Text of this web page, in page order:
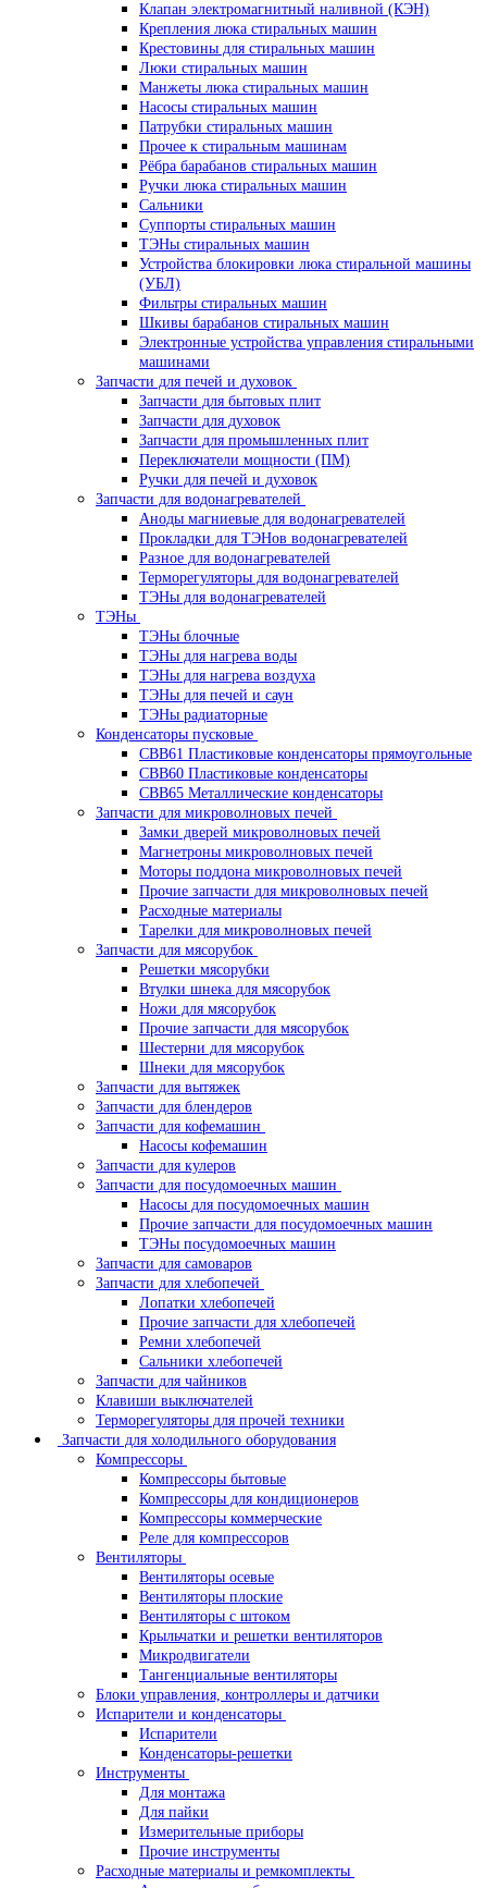
Клапан электромагнитный наливной (КЭН)
Крепления люка стиральных машин
Крестовины для стиральных машин
Люки стиральных машин
Манжеты люка стиральных машин
Насосы стиральных машин
Патрубки стиральных машин
Прочее к стиральным машинам
Рёбра барабанов стиральных машин
Ручки люка стиральных машин
Сальники
Суппорты стиральных машин
ТЭНы стиральных машин
Устройства блокировки люка стиральной машины
(УБЛ)
Фильтры стиральных машин
Шкивы барабанов стиральных машин
Электронные устройства управления стиральными
машинами
Запчасти для печей и духовок
Запчасти для бытовых плит
Запчасти для духовок
Запчасти для промышленных плит
Переключатели мощности (ПМ)
Ручки для печей и духовок
Запчасти для водонагревателей
Аноды магниевые для водонагревателей
Прокладки для ТЭНов водонагревателей
Разное для водонагревателей
Терморегуляторы для водонагревателей
ТЭНы для водонагревателей
ТЭНы
ТЭНы блочные
ТЭНы для нагрева воды
ТЭНы для нагрева воздуха
ТЭНы для печей и саун
ТЭНы радиаторные
Конденсаторы пусковые
CBB61 Пластиковые конденсаторы прямоугольные
CBB60 Пластиковые конденсаторы
CBB65 Металлические конденсаторы
Запчасти для микроволновых печей
Замки дверей микроволновых печей
Магнетроны микроволновых печей
Моторы поддона микроволновых печей
Прочие запчасти для микроволновых печей
Расходные материалы
Тарелки для микроволновых печей
Запчасти для мясорубок
Решетки мясорубки
Втулки шнека для мясорубок
Ножи для мясорубок
Прочие запчасти для мясорубок
Шестерни для мясорубок
Шнеки для мясорубок
Запчасти для вытяжек
Запчасти для блендеров
Запчасти для кофемашин
Насосы кофемашин
Запчасти для кулеров
Запчасти для посудомоечных машин
Насосы для посудомоечных машин
Прочие запчасти для посудомоечных машин
ТЭНы посудомоечных машин
Запчасти для самоваров
Запчасти для хлебопечей
Лопатки хлебопечей
Прочие запчасти для хлебопечей
Ремни хлебопечей
Сальники хлебопечей
Запчасти для чайников
Клавиши выключателей
Терморегуляторы для прочей техники
Запчасти для холодильного оборудования
Компрессоры
Компрессоры бытовые
Компрессоры для кондиционеров
Компрессоры коммерческие
Реле для компрессоров
Вентиляторы
Вентиляторы осевые
Вентиляторы плоские
Вентиляторы с штоком
Крыльчатки и решетки вентиляторов
Микродвигатели
Тангенциальные вентиляторы
Блоки управления, контроллеры и датчики
Испарители и конденсаторы
Испарители
Конденсаторы-решетки
Инструменты
Для монтажа
Для пайки
Измерительные приборы
Прочие инструменты
Расходные материалы и ремкомплекты